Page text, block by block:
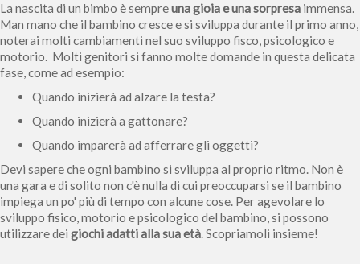
La nascita di un bimbo è sempreuna gioia e una sorpresa immensa.
Man mano che il bambino cresce e si sviluppa durante il primo anno,
noterai molti cambiamenti nel suo sviluppo fisco, psicologico e
motorio. Molti genitori si fanno molte domande in questa delicata
fase, come ad esempio:
Quando inizierà ad alzare la testa?
Quando inizierà a gattonare?
Quando imparerà ad afferrare gli oggetti?
Devi sapere che ogni bambino si sviluppa al proprio ritmo. Non è
una gara e di solito non c'è nulla di cui preoccuparsi se il bambino
impiega un po' più di tempo con alcune cose. Per agevolare lo
sviluppo fisico, motorio e psicologico del bambino, si possono
utilizzare dei giochi adatti alla sua età. Scopriamoli insieme!